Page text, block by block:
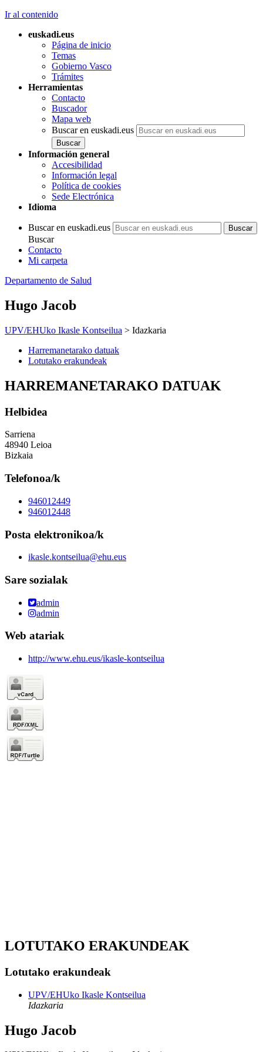
Ir al contenido
euskadi.eus
Página de inicio
Temas
Gobierno Vasco
Trámites
Herramientas
Contacto
Buscador
Mapa web
Buscar en euskadi.eus
Información general
Accesibilidad
Información legal
Política de cookies
Sede Electrónica
Idioma
Buscar en euskadi.eus
Buscar
Contacto
Mi carpeta
Departamento de Salud
Hugo Jacob
UPV/EHUko Ikasle Kontseilua > Idazkaria
Harremanetarako datuak
Lotutako erakundeak
HARREMANETARAKO DATUAK
Helbidea
Sarriena
48940 Leioa
Bizkaia
Telefonoa/k
946012449
946012448
Posta elektronikoa/k
ikasle.kontseilua@ehu.eus
Sare sozialak
admin
admin
Web atariak
http://www.ehu.eus/ikasle-kontseilua
LOTUTAKO ERAKUNDEAK
Lotutako erakundeak
UPV/EHUko Ikasle Kontseilua
Idazkaria
Hugo Jacob